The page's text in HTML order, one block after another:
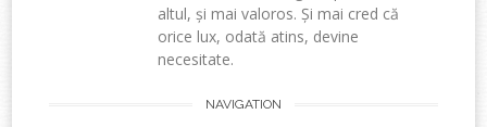
altul, și mai valoros. Și mai cred că
orice lux, odată atins, devine
necesitate.
NAVIGATION